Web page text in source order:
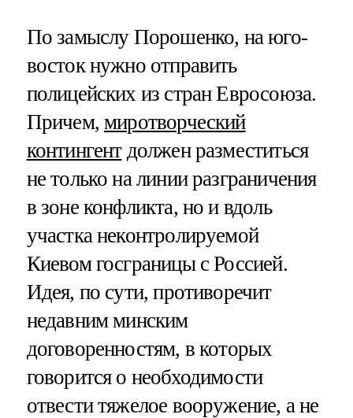
По замыслу Порошенко, на юго-
восток нужно отправить
полицейских из стран Евросоюза.
Причем,миротворческий
контингентдолжен разместиться
не только на линии разграничения
в зоне конфликта, но и вдоль
участка неконтролируемой
Киевом госграницы с Россией.
Идея, по сути, противоречит
недавним минским
договоренностям, в которых
говорится о необходимости
отвести тяжелое вооружение, а не